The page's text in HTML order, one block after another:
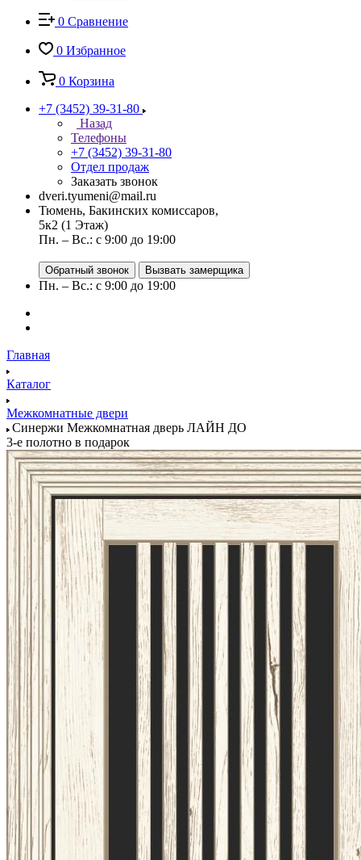
0 Сравнение
0 Избранное
0 Корзина
+7 (3452) 39-31-80
Назад
Телефоны
+7 (3452) 39-31-80
Отдел продаж
Заказать звонок
dveri.tyumeni@mail.ru
Тюмень, Бакинских комиссаров,
5к2 (1 Этаж)
Пн. – Вс.: с 9:00 до 19:00
Обратный звонок Вызвать замерщика
Пн. – Вс.: с 9:00 до 19:00
Главная
Каталог
Межкомнатные двери
Синержи Межкомнатная дверь ЛАЙН ДО
3-е полотно в подарок